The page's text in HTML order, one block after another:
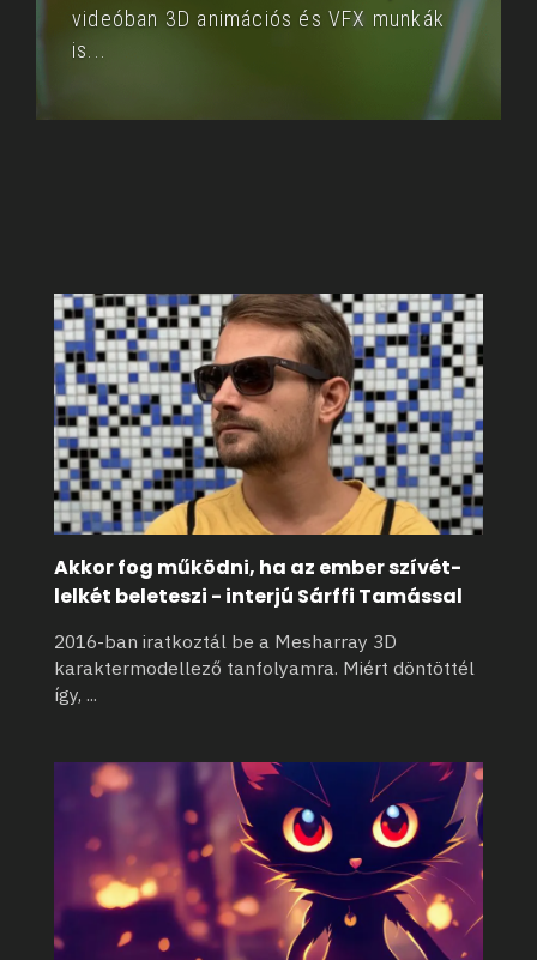
videóban 3D animációs és VFX munkák
is...
Akkor fog működni, ha az ember szívét-
lelkét beleteszi - interjú Sárffi Tamással
2016-ban iratkoztál be a Mesharray 3D
karaktermodellező tanfolyamra. Miért döntöttél
így, ...